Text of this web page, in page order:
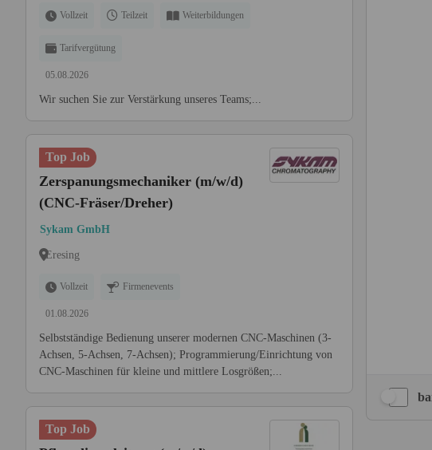
Vollzeit Teilzeit Weiterbildungen
Tarifvergütung
05.08.2026
Wir suchen Sie zur Verstärkung unseres Teams;...
Top Job
Zerspanungsmechaniker (m/w/d)
(CNC-Fräser/Dreher)
Sykam GmbH
Eresing
Vollzeit Firmenevents
01.08.2026
Selbstständige Bedienung unserer modernen CNC-Maschinen (3-
Achsen, 5-Achsen, 7-Achsen); Programmierung/Einrichtung von
CNC-Maschinen für kleine und mittlere Losgrößen;...
Top Job